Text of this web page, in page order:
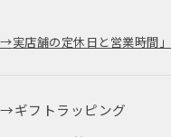
実店舗の定休日と営業時間
ギフトラッピング